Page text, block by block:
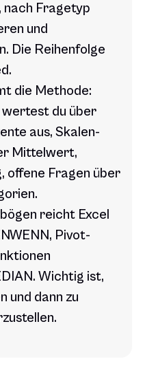
nach Fragetyp
und
Die Reihenfolge
die Methode:
wertest du über
aus, Skalen-
Mittelwert,
offene Fragen über
reicht Excel
Pivot-
Wichtig ist,
und dann zu